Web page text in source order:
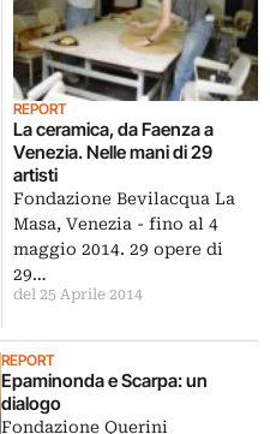
REPORT
La ceramica, da Faenza a
Venezia. Nelle mani di 29
artisti
Fondazione Bevilacqua La
Masa, Venezia - fino al 4
maggio 2014. 29 opere di
29…
del 25 Aprile 2014
REPORT
Epaminonda e Scarpa: un
dialogo
Fondazione Querini